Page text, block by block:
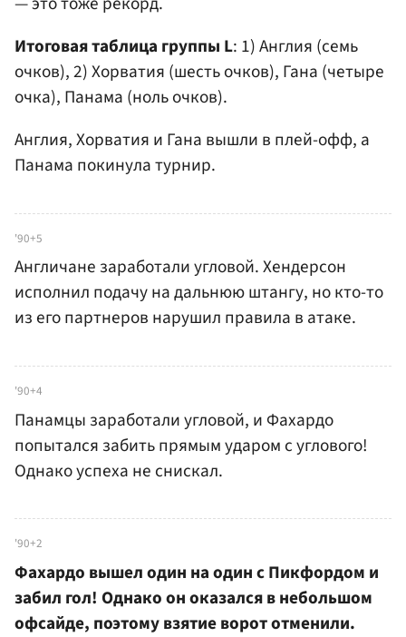
Итоговая таблица группы L: 1) Англия (семь
очков), 2) Хорватия (шесть очков), Гана (четыре
очка), Панама (ноль очков).
Англия, Хорватия и Гана вышли в плей-офф, а
Панама покинула турнир.
'90+5
Англичане заработали угловой. Хендерсон
исполнил подачу на дальнюю штангу, но кто-то
из его партнеров нарушил правила в атаке.
'90+4
Панамцы заработали угловой, и Фахардо
попытался забить прямым ударом с углового!
Однако успеха не снискал.
'90+2
Фахардо вышел один на один с Пикфордом и
забил гол! Однако он оказался в небольшом
офсайде, поэтому взятие ворот отменили.